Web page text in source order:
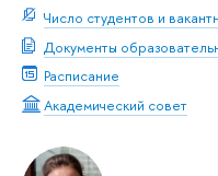
Число студентов и
Документы
Расписание
Академический совет